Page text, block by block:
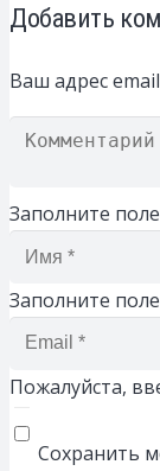
Добавить
Ваш адрес
Заполните поле
Заполните поле
Пожалуйста,
Сохранить